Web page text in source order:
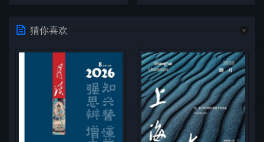
猜你喜欢
微刊杂志社 微刊杂
微刊杂志社 微刊杂